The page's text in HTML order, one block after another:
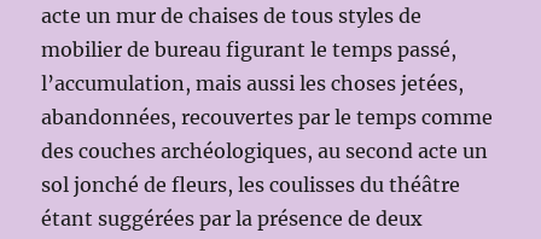
acte un mur de chaises de tous styles de
mobilier de bureau figurant le temps passé,
l’accumulation, mais aussi les choses jetées,
abandonnées, recouvertes par le temps comme
des couches archéologiques, au second acte un
sol jonché de fleurs, les coulisses du théâtre
étant suggérées par la présence de deux